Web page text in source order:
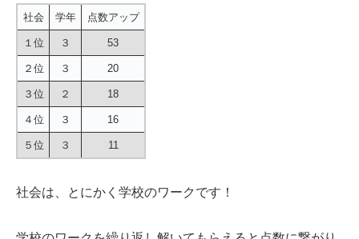
社会 学年 点数アップ
１位 ３ 53
２位 ３ 20
３位 ２ 18
４位 ３ 16
５位 ３ 11
社会は、とにかく学校のワークです！